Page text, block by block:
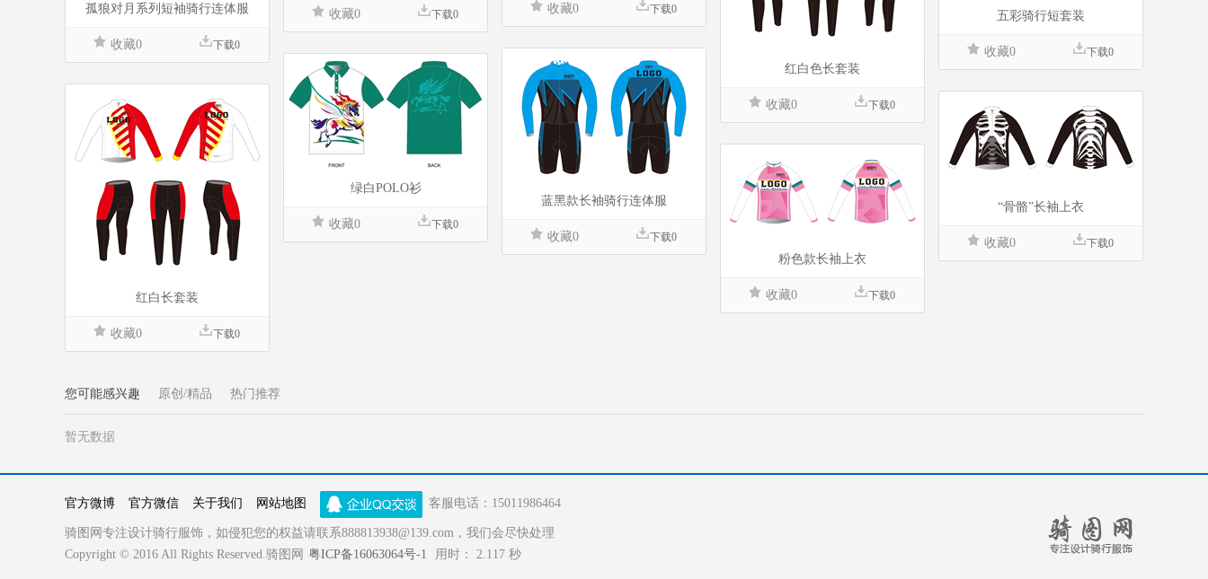
孤狼对月系列短袖骑行连体服
收藏0 下载0
收藏0 下载0 收藏0 下载0
红白色长套装
收藏0 下载0
五彩骑行短套装
收藏0 下载0
蓝黑款长袖骑行连体服
收藏0 下载0
绿白POLO衫
收藏0 下载0
红白长套装
收藏0 下载0
“骨骼”长袖上衣
收藏0 下载0
粉色款长袖上衣
收藏0 下载0
您可能感兴趣 原创/精品 热门推荐
暂无数据
官方微博 官方微信 关于我们 网站地图 客服电话：15011986464
骑图网专注设计骑行服饰，如侵犯您的权益请联系888813938@139.com，我们会尽快处理
Copyright © 2016 All Rights Reserved.骑图网 粤ICP备16063064号-1 用时： 2.117 秒